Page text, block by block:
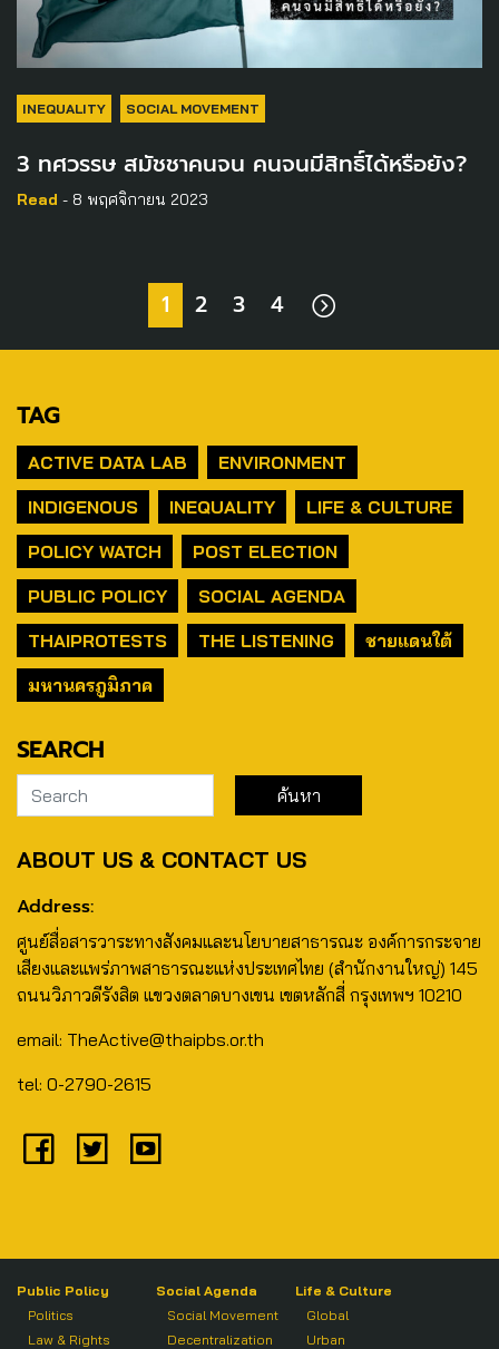
INEQUALITY SOCIAL MOVEMENT
3 ทศวรรษ สมัชชาคนจน คนจนมีสิทธิ์ได้หรือยัง?
Read - 8 พฤศจิกายน 2023
1 2 3 4
TAG
ACTIVE DATA LAB
ENVIRONMENT
INDIGENOUS
INEQUALITY
LIFE & CULTURE
POLICY WATCH
POST ELECTION
PUBLIC POLICY
SOCIAL AGENDA
THAIPROTESTS
THE LISTENING
ชายแดนใต้
มหานครภูมิภาค
SEARCH
ABOUT US & CONTACT US
Address:
ศูนย์สื่อสารวาระทางสังคมและนโยบายสาธารณะ องค์การกระจาย
เสียงและแพร่ภาพสาธารณะแห่งประเทศไทย (สำนักงานใหญ่) 145
ถนนวิภาวดีรังสิต แขวงตลาดบางเขน เขตหลักสี่ กรุงเทพฯ 10210
email: TheActive@thaipbs.or.th
tel: 0-2790-2615
Public Policy
Politics
Law & Rights
Social Agenda
Social Movement
Decentralization
Life & Culture
Global
Urban